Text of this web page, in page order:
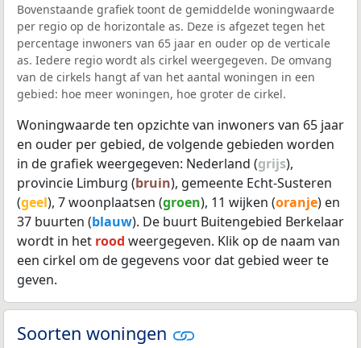
Bovenstaande grafiek toont de gemiddelde woningwaarde
per regio op de horizontale as. Deze is afgezet tegen het
percentage inwoners van 65 jaar en ouder op de verticale
as. Iedere regio wordt als cirkel weergegeven. De omvang
van de cirkels hangt af van het aantal woningen in een
gebied: hoe meer woningen, hoe groter de cirkel.
Woningwaarde ten opzichte van inwoners van 65 jaar
en ouder per gebied, de volgende gebieden worden
in de grafiek weergegeven: Nederland (grijs),
provincie Limburg (bruin), gemeente Echt-Susteren
(geel), 7 woonplaatsen (groen), 11 wijken (oranje) en
37 buurten (blauw). De buurt Buitengebied Berkelaar
wordt in het rood weergegeven. Klik op de naam van
een cirkel om de gegevens voor dat gebied weer te
geven.
Soorten woningen